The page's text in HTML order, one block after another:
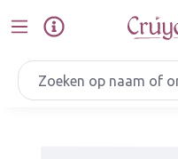
Ga naar de hoofdinhoud